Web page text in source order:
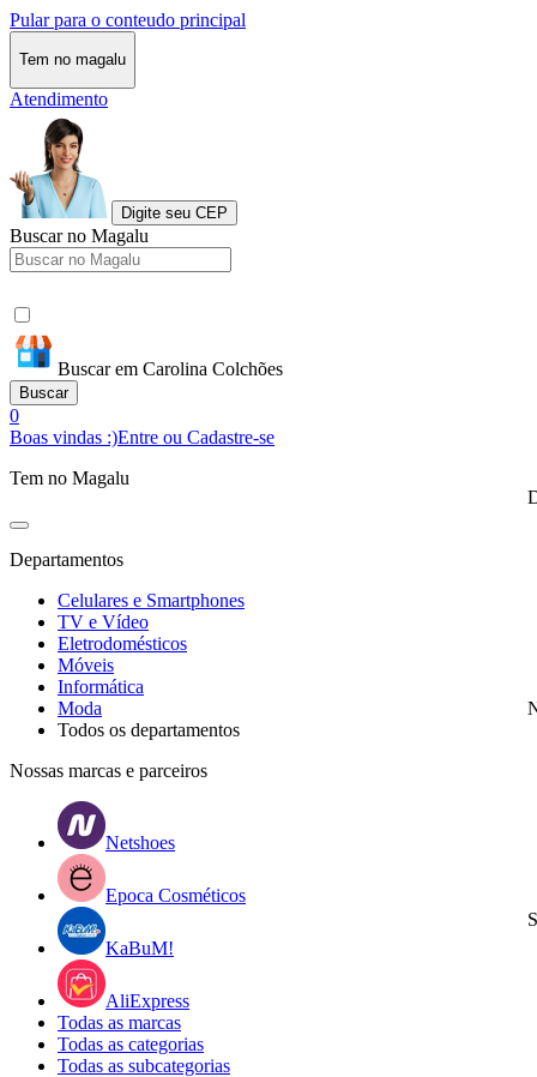
Pular para o conteudo principal
Tem no magalu
Atendimento
Digite seu CEP
Buscar no Magalu
Buscar em Carolina Colchões
Buscar
0
Boas vindas :)Entre ou Cadastre-se
Tem no Magalu
Departamentos
Celulares e Smartphones
TV e Vídeo
Eletrodomésticos
Móveis
Informática
Moda
Todos os departamentos
Nossas marcas e parceiros
Netshoes
Epoca Cosméticos
KaBuM!
AliExpress
Todas as marcas
Todas as categorias
Todas as subcategorias